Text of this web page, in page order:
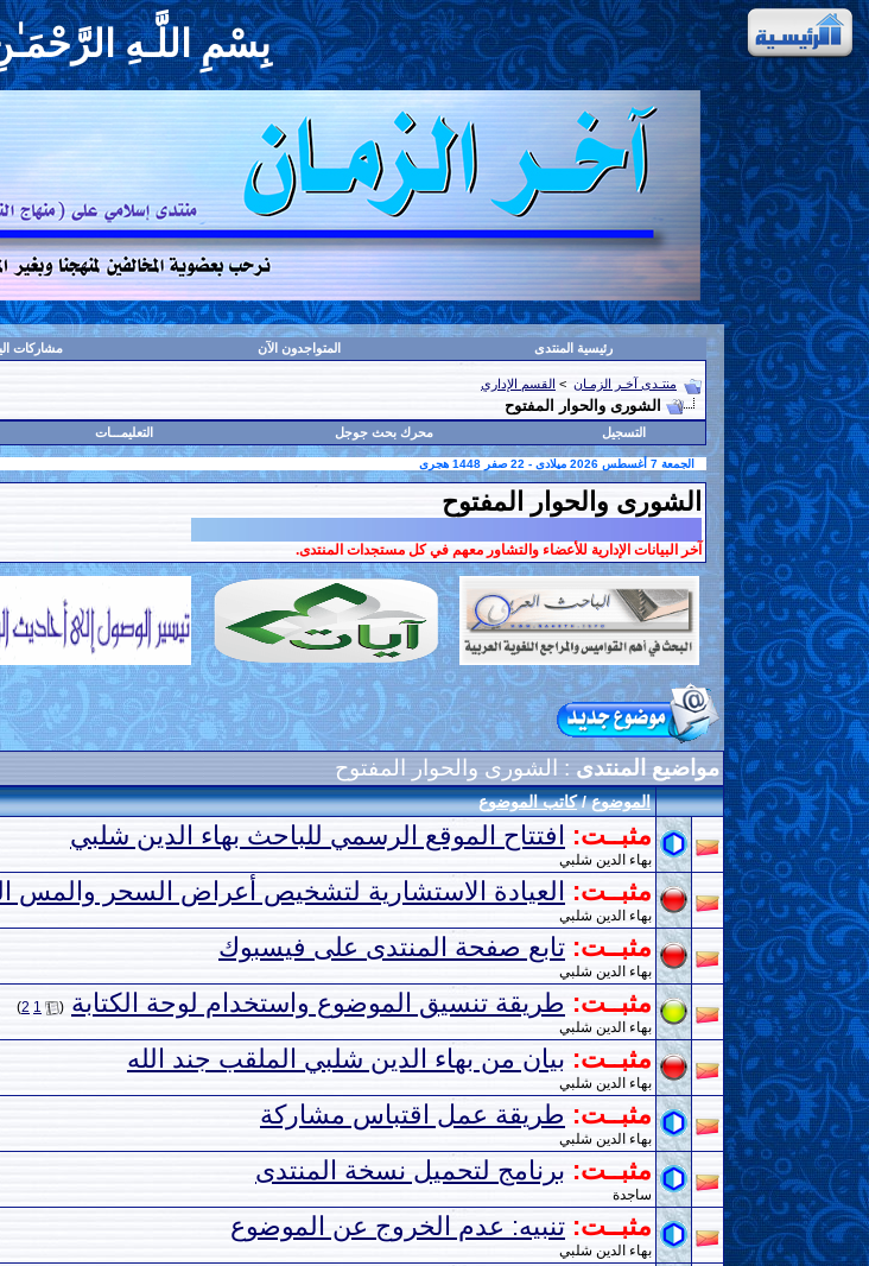
بِسْمِ اللَّـهِ
رئيسية المنتدى المتواجدون الآن مشاركات
منتـدى آخـر الزمـان > القسم الإداري
الشورى والحوار المفتوح
التسجيل محرك بحث جوجل التعليمـــات
الجمعة 7 أغسطس 2026 ميلادى - 22 صفر 1448 هجرى
الشورى والحوار المفتوح
آخر البيانات الإدارية للأعضاء والتشاور معهم في كل مستجدات المنتدى.
مواضيع المنتدى : الشورى والحوار المفتوح
الموضوع/كاتب الموضوع
مثبــت: افتتاح الموقع الرسمي للباحث بهاء الدين شلبي
بهاء الدين شلبي
مثبــت: العيادة الاستشارية لتشخيص أعراض السحر والمس
بهاء الدين شلبي
مثبــت: تابع صفحة المنتدى على فيسبوك
بهاء الدين شلبي
مثبــت: طريقة تنسيق الموضوع واستخدام لوحة الكتابة (
1
2
)
بهاء الدين شلبي
مثبــت: بيان من بهاء الدين شلبي الملقب جند الله
بهاء الدين شلبي
مثبــت: طريقة عمل اقتباس مشاركة
بهاء الدين شلبي
مثبــت: برنامج لتحميل نسخة المنتدى
ساجدة
مثبــت: تنبيه: عدم الخروج عن الموضوع
بهاء الدين شلبي